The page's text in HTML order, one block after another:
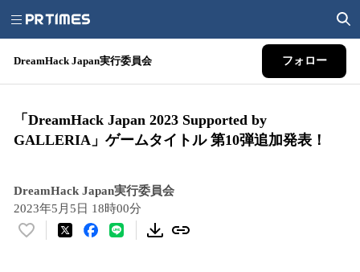
DreamHack Japan実行委員会 フォロー
「DreamHack Japan 2023 Supported by
GALLERIA」ゲームタイトル 第10弾追加発表！
DreamHack Japan実行委員会
2023年5月5日 18時00分
い